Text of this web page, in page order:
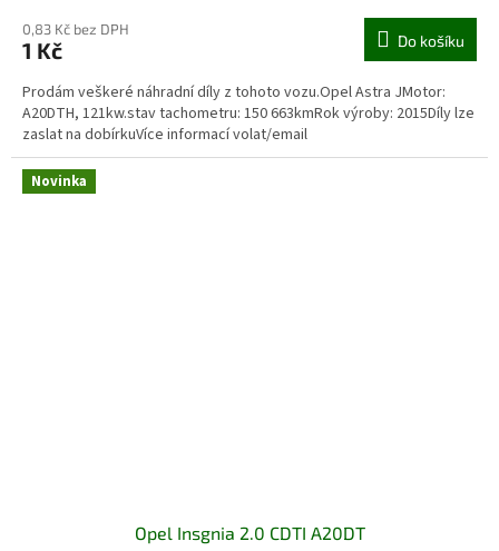
0,83 Kč bez DPH
1 Kč Do košíku
Prodám veškeré náhradní díly z tohoto vozu.Opel Astra JMotor:
A20DTH, 121kw.stav tachometru: 150 663kmRok výroby: 2015Díly lze
zaslat na dobírkuVíce informací volat/email
Novinka
Opel Insgnia 2.0 CDTI A20DT